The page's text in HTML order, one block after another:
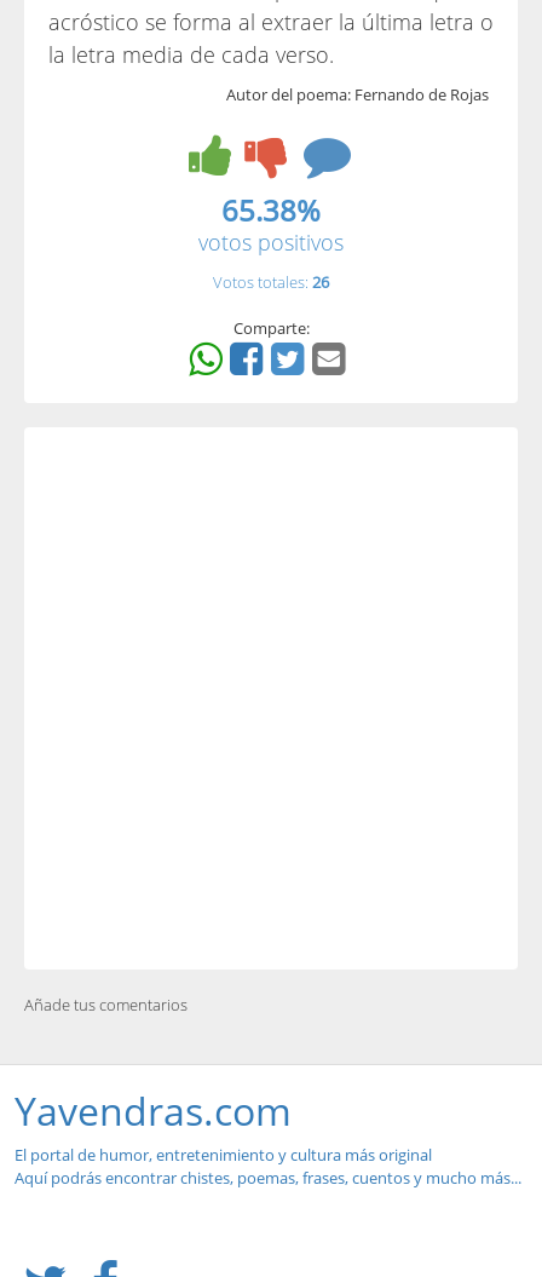
acróstico se forma al extraer la última letra o
la letra media de cada verso.
Autor del poema: Fernando de Rojas
65.38%
votos positivos
Votos totales: 26
Comparte:
Añade tus comentarios
Yavendras.com
El portal de humor, entretenimiento y cultura más original
Aquí podrás encontrar chistes, poemas, frases, cuentos y mucho más...